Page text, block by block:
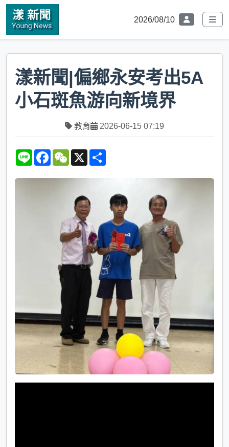
2026/08/10
漾新聞|偏鄉永安考出5A
小石斑魚游向新境界
教育 2026-06-15 07:19
L
e
F
e
W
h
X